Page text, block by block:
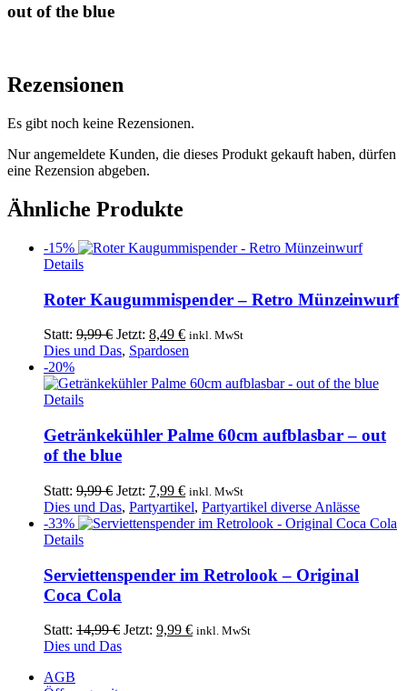
out of the blue
Rezensionen
Es gibt noch keine Rezensionen.
Nur angemeldete Kunden, die dieses Produkt gekauft haben, dürfen
eine Rezension abgeben.
Ähnliche Produkte
-15%
Details
Roter Kaugummispender – Retro Münzeinwurf
Statt: 9,99€ Ursprünglicher
Preis
9,99 €
Jetzt: 8,49 €Aktueller
Preis
8,49 €.
inkl. MwSt
Dies und Das, Spardosen
-20%
Details
Getränkekühler Palme 60cm aufblasbar – out
of the blue
Statt: 9,99€ Ursprünglicher
Preis
war:
Jetzt: 7,99 €Aktueller
Preis
ist:
inkl. MwSt
Dies und Das, Partyartikel, Partyartikel diverse Anlässe
-33%
DetailsDieses
weist
mehrere
Varianten
Die
Optionen
Serviettenspender im Retrolook – Original
Coca Cola
Statt: 14,99€ Ursprünglicher
Jetzt: 9,99 €Aktueller
inkl. MwSt
Dies und Das
AGB